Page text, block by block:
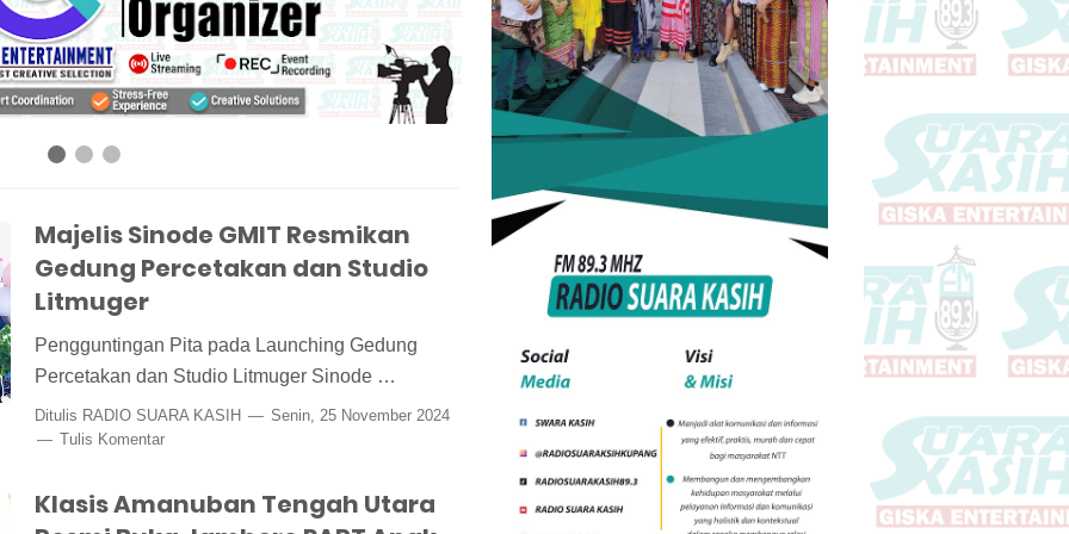
Majelis Sinode GMIT Resmikan
Gedung Percetakan dan Studio
Litmuger
Pengguntingan Pita pada Launching Gedung
Percetakan dan Studio Litmuger Sinode …
Ditulis RADIO SUARA KASIH
Senin, 25 November 2024
Tulis Komentar
Klasis Amanuban Tengah Utara